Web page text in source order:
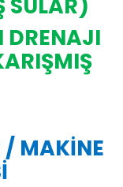
DRENAJI
/ MAKİNE